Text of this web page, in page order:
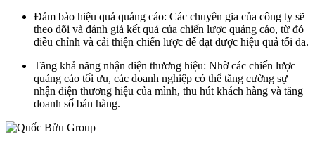
Đảm bảo hiệu quả quảng cáo: Các chuyên gia của công ty sẽ
theo dõi và đánh giá kết quả của chiến lược quảng cáo, từ đó
điều chỉnh và cải thiện chiến lược để đạt được hiệu quả tối đa.
Tăng khả năng nhận diện thương hiệu: Nhờ các chiến lược
quảng cáo tối ưu, các doanh nghiệp có thể tăng cường sự
nhận diện thương hiệu của mình, thu hút khách hàng và tăng
doanh số bán hàng.